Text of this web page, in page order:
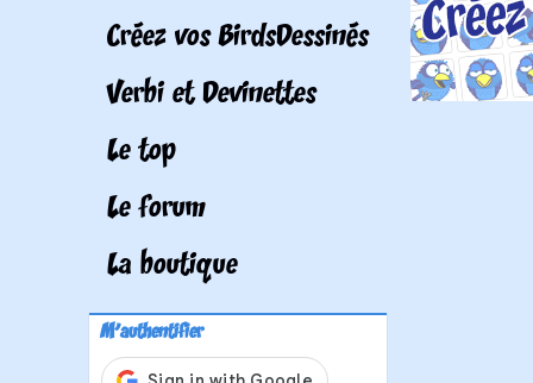
Créez vos BirdsDessinés
Verbi et Devinettes
Le top
Le forum
La boutique
M'authentifier